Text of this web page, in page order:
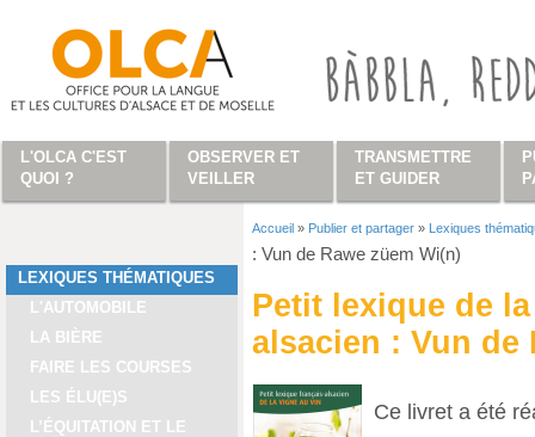
LEXIQUES THÉMATIQUES
L'AUTOMOBILE
LA BIÈRE
FAIRE LES COURSES
LES ÉLU(E)S
L’ÉQUITATION ET LE
Vous êtes ici
Accueil » Publier et partager » Lexiques
: Vun de Rawe züem Wi(n)
Petit lexique de
alsacien : Vun de
Ce livret a été
L'OLCA C'EST
QUOI ?
OBSERVER ET
VEILLER
TRANSMETTRE
ET GUIDER